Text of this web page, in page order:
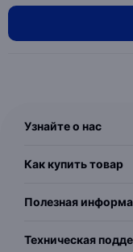
Узнайте о нас
Как купить товар
Полезная
Техническая